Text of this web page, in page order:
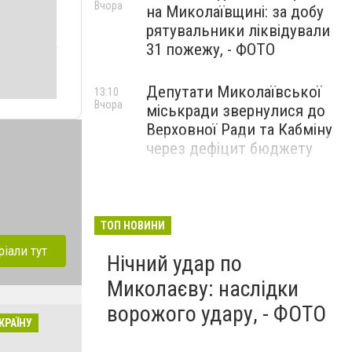
тут
на Миколаївщині: за добу
рятувальники ліквідували
31 пожежу, - ФОТО
Вчора
Депутати Миколаївської
міськради звернулися до
Верховної Ради та Кабміну
через дефіцит бюджету
13:10
Вчора
ТОП НОВИНИ
Нічний удар по
Миколаєву: наслідки
ворожого удару, - ФОТО